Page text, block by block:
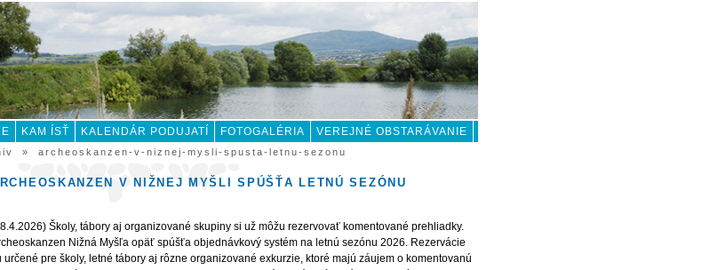
KAM ÍSŤ KALENDÁR PODUJATÍ FOTOGALÉRIA
VEREJNÉ OBSTARÁVANIE
» archeoskanzen-v-niznej-mysli-spusta-letnu-sezonu
V NIŽNEJ MYŠLI SPÚŠŤA LETNÚ SEZÓNU
Školy, tábory aj organizované skupiny si už môžu rezervovať komentované prehliadky.
Nižná Myšľa opäť spúšťa objednávkový systém na letnú sezónu 2026. Rezervácie
určené pre školy, letné tábory aj rôzne organizované exkurzie, ktoré majú záujem o komentovanú